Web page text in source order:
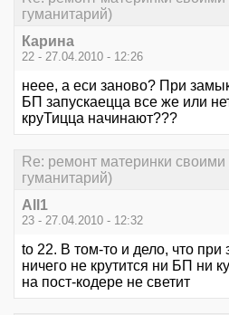
гуманитарий)
Карина
22 - 27.04.2010 - 12:26
неее, а еси заново? При
БП запускаецца все же или
круТицца начинают???
Re: ремонт материнки
гуманитарий)
All1
23 - 27.04.2010 - 12:32
to 22. В том-то и дело, что при
ничего не крутится ни БП ни
на пост-кодере не светит